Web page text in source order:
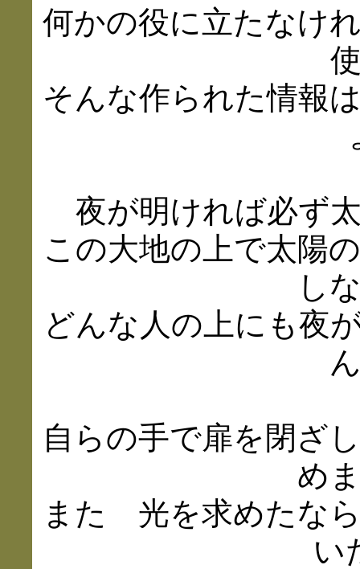
何かの役に立たなけ
そんな作られた情報
夜が明ければ必ず
この大地の上で太陽
し
どんな人の上にも夜
自らの手で扉を閉ざ
め
また 光を求めたな
い